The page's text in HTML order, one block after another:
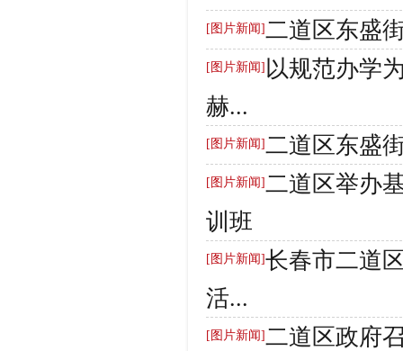
[图片新闻]二道区东盛
[图片新闻] 以规范办学
赫...
[图片新闻]二道区东盛
[图片新闻]二道区举办
训班
[图片新闻]长春市二道
活...
[图片新闻]二道区政府